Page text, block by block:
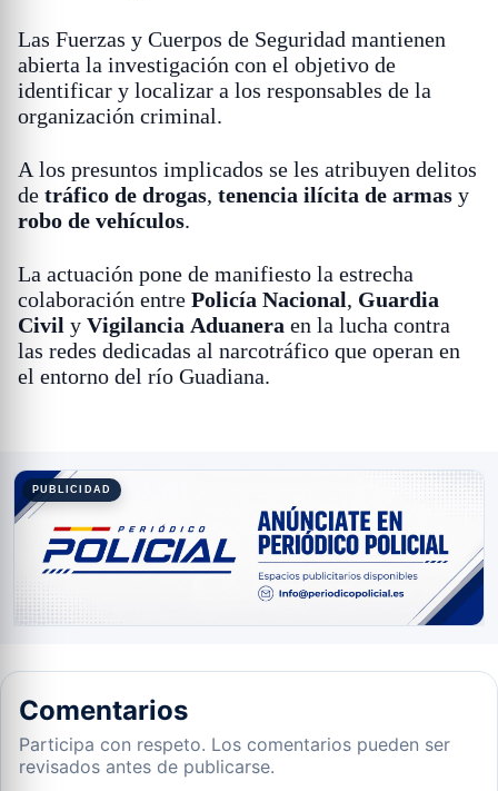
Las Fuerzas y Cuerpos de Seguridad mantienen
abierta la investigación con el objetivo de
identificar y localizar a los responsables de la
organización criminal.
A los presuntos implicados se les atribuyen delitos
de tráfico de drogas, tenencia ilícita de armas y
robo de vehículos.
La actuación pone de manifiesto la estrecha
colaboración entre Policía Nacional, Guardia
Civil y Vigilancia Aduanera en la lucha contra
las redes dedicadas al narcotráfico que operan en
el entorno del río Guadiana.
PUBLICIDAD
Comentarios
Participa con respeto. Los comentarios pueden ser
revisados antes de publicarse.